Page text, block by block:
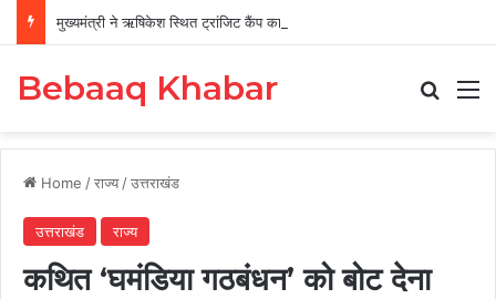
मुख्यमंत्री ने ऋषिकेश स्थित ट्रांजिट कैंप का किया औचक निरीक्षण
Bebaaq Khabar
Home /राज्य /उत्तराखंड
उत्तराखंड राज्य
कथित ‘घमंडिया गठबंधन’ को बोट देना